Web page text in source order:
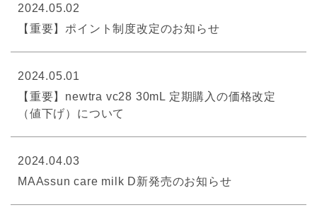
2024.05.02
【重要】ポイント制度改定のお知らせ
2024.05.01
【重要】newtra vc28 30mL 定期購入の価格改定
（値下げ）について
2024.04.03
MAAssun care milk D新発売のお知らせ